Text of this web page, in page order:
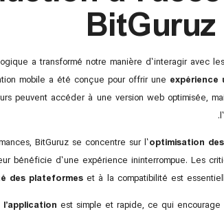
a transformé notre manière d’interagir avec
mobile a été conçue pour offrir une expérience
peuvent accéder à une version web optimisée,
BitGuruz se concentre sur l’optimisation
bénéficie d’une expérience ininterrompue. Les
des plateformeset à la compatibilité est
est simple et rapide, ce qui